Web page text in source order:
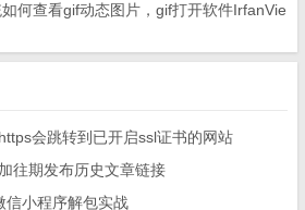
何查看gif动态图片，gif打开软件IrfanVie
会跳转到已开启ssl证书的网站
往期发布历史文章链接
信小程序解包实战